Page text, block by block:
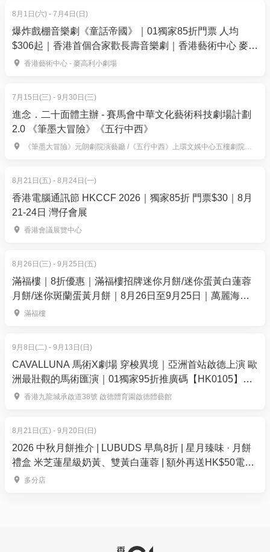
*大會將根據參加者所選擇之尺碼派發賽事T-shirt，惟
尺碼分配需視乎報名之先後次序及貨量而定，所有尺
碼先到先得。
*如報名時於系統未能選擇某尺碼，則表示該尺碼已沒
動。
報名一經接納，任何轉名或組別更改一概不會接
受。已提交的報名或重複報名，均不設退款、退件、
轉名安排及取消服務。
知。除非主辦單位另有公佈或安排，否則本活動不接
受現場及逾期報名。
成功報名者以完成付款及收到報名確認電郵為準。
如參加者於遞交報名後 3 天仍未收到確認電郵，請立
更正報名資料
如需要更正任何報名資料，請以電郵方式通知主辦
單位，主辦單位有權按個別情況每次收取行政費港幣
$60元。
況下主辦單位均不會接受更改T-shirt尺碼之申請。
領取選手包
本或出示有關通知電郵，以領取選手包及活動物資。
如需授權代領人協助領取，代領人須出示由參加者填
妥之代領授權書及有效身份證明文件，方可代為領
參加者必須依照主辦單位指定日期、時間及地點領
取選手包及活動物資。如未能按照指定領取安排，則
當作參加者放棄領取論，主辦單位將不會另作安排或
退款。
買公眾責任保險，所有參加者都會納入受保障範圍，
01space@hk01.com 與我們聯絡。
5. 下單後，我可以修改訂單或申請退款嗎？
於「01空間」購票，每消費$1即可賺取1「01積
分」。揀啱心水活動，以100分扣減$1購買門票。玩完
再賺，賺完再買、再食、再玩！
8月1日(六) - 7月4日(日)
爆炸戲棚音樂劇《童話帝國》｜01獨家85折門票 人均
$306起｜香港首個合家歡長壽音樂劇｜香港藝術中心 麥高
利小劇場上演
香港藝術中心 - 麥高利小劇場
7月15日(三) - 9月30日(三)
進念．二十面體主辦 - 賽馬會中華文化藝術科技劇場計劃
2.0 《筆墨大冒險》《五行中西》
《筆墨大冒險》元朗劇院演藝廳 /《五行中西》上環文娛中心五樓劇院及六樓展覽廳
8月21日(五) - 8月24日(一)
香港電腦通訊節 HKCCF 2026｜獨家85折 門票$30｜8月
21-24日 灣仔會展
香港會議展覽中心
8月26日(三) - 9月25日(五)
滿福樓｜8折優惠｜滿福樓招牌迷你月餅/迷你蛋黃白蓮蓉
月餅/迷你斑蘭蛋黃月餅｜8月26日至9月25日｜萬麗海景
酒店滿福樓
滿福樓
9月8日(二) - 9月13日(日)
CAVALLUNA 馬術X劇場 穿梭異境｜亞洲首站啟德上演 歐
洲最壯觀的馬術匯演｜01獨家95折推廣碼【HK0105】門
票$376起｜9月8 至 13日 啟德體藝館
香港九龍城承啟道38號 啟德體育園啟德體藝館
8月21日(五) - 9月20日(日)
2026 中秋月餅推介 | LUBUDS 早鳥8折 | 星月臻味 · 月餅
禮盒 米芝蓮星級奶黃、雙黃白蓮蓉 | 額外再送HK$50電子
餐飲優惠券
多分店